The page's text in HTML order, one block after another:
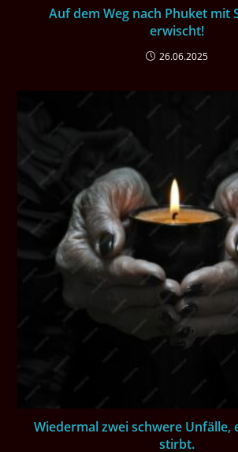
Auf dem Weg nach Phuket mit
erwischt!
26.06.2025
Wiedermal zwei schwere Unfälle,
stirbt.